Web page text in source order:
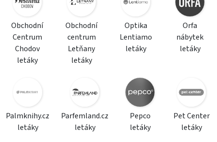
Obchodní
Centrum
Chodov
letáky
Obchodní
centrum
Letňany
letáky
Optika
Lentiamo
letáky
Orfa
nábytek
letáky
Palmknihy.cz
letáky
Parfemland.cz
letáky
Pepco
letáky
Pet Center
letáky